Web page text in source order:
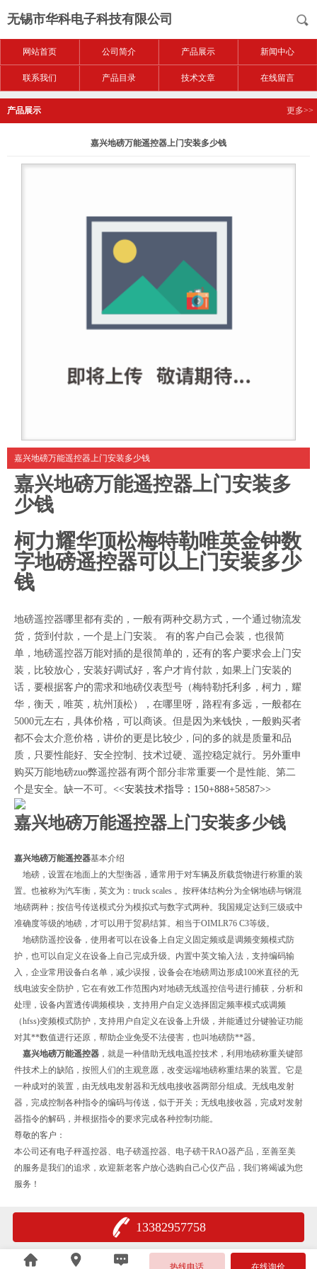
无锡市华科电子科技有限公司
网站首页 公司简介 产品展示 新闻中心
联系我们 产品目录 技术文章 在线留言
产品展示 更多>>
嘉兴地磅万能遥控器上门安装多少钱
嘉兴地磅万能遥控器上门安装多少钱
嘉兴地磅万能遥控器上门安装多
少钱
柯力耀华顶松梅特勒唯英金钟数
字地磅遥控器可以上门安装多少
钱
地磅遥控器哪里都有卖的，一般有两种交易方式，一个通过物流发
货，货到付款，一个是上门安装。
有的客户自己会装，也很简
单，地磅遥控器万能对插的是很简单的，还有的客户要求会上门安
装，比较放心，安装好调试好，客户才肯付款， 如果上门安装的
话，要根据客户的需求和地磅仪表型号（梅特勒托利多，柯力，耀
华，衡天，唯英，杭州顶松），在哪里呀，路程有多远，一般都在
5000元左右，具体价格，可以商谈。但是因为来钱快，一般购买者
都不会太介意价格，讲价的更是比较少，问的多的就是质量和品
质，只要性能好、安全控制、技术过硬、遥控稳定就行。另外重申
购买万能地磅zuo弊遥控器有两个部分非常重要一个是性能、第二
个是安全。缺一不可。 <<安装技术指导：150+888+58587>>
嘉兴地磅万能遥控器上门安装多少钱
嘉兴地磅万能遥控器基本介绍
地磅，设置在地面上的大型衡器，通常用于对车辆及所载货物进行称重的装
置。也被称为汽车衡，英文为：truck scales 。按秤体结构分为全钢地磅与钢混
地磅两种；按信号传送模式分为模拟式与数字式两种。我国规定达到三级或中
准确度等级的地磅，才可以用于贸易结算。相当于OIMLR76 C3等级。
地磅防遥控设备，使用者可以在设备上自定义固定频或是调频变频模式防
护，也可以自定义在设备上自己完成升级。内置中英文输入法，支持编码输
入，企业常用设备白名单，减少误报，设备会在地磅周边形成100米直径的无
线电波安全防护，它在有效工作范围内对地磅无线遥控信号进行捕获，分析和
处理，设备内置透传调频模块，支持用户自定义选择固定频率模式或调频
（hfss)变频模式防护，支持用户自定义在设备上升级，并能通过分键验证功能
对其**数值进行还原，帮助企业免受不法侵害，也叫地磅防**器。
嘉兴地磅万能遥控器 ，就是一种借助无线电遥控技术，利用地磅称重关键部
件技术上的缺陷，按照人们的主观意愿，改变远端地磅称重结果的装置。它是
一种成对的装置，由无线电发射器和无线电接收器两部分组成。无线电发射
器，完成控制各种指令的编码与传送，似于开关；无线电接收器，完成对发射
器指令的解码，并根据指令的要求完成各种控制功能。
尊敬的客户：
本公司还有电子秤遥控器、电子磅遥控器、电子磅干RAO器产品，至善至美
的服务是我们的追求，欢迎新老客户放心选购自己心仪产品，我们将竭诚为您
服务！
13382957758
热线电话 在线询价